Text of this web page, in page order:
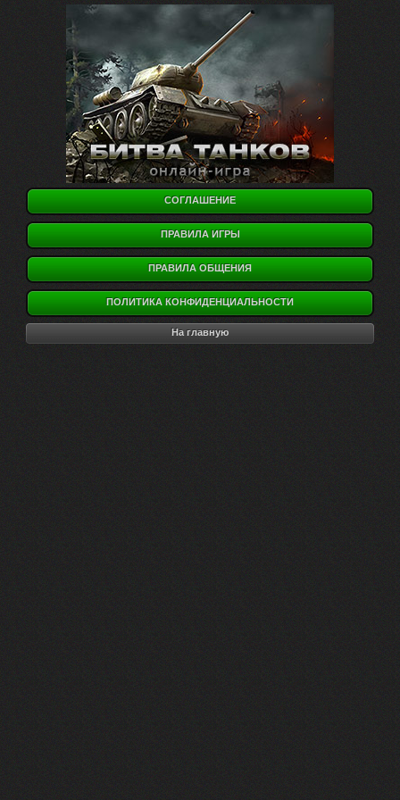
СОГЛАШЕНИЕ
ПРАВИЛА ИГРЫ
ПРАВИЛА ОБЩЕНИЯ
ПОЛИТИКА КОНФИДЕНЦИАЛЬНОСТИ
На главную